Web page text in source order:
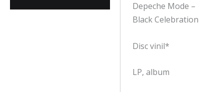
Depeche Mode –
Black Celebration
Disc vinil*
LP, album